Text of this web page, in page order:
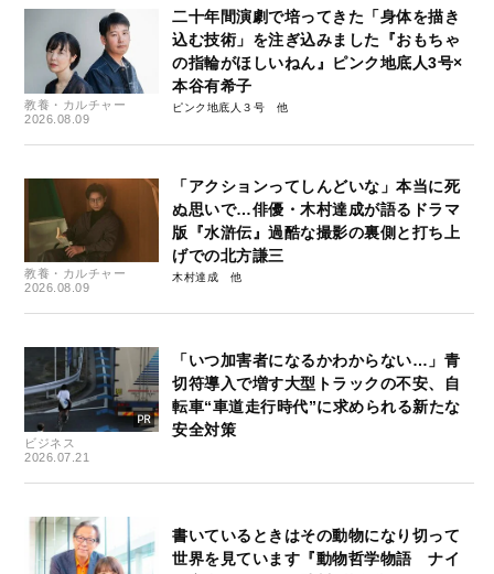
教養・カルチャー
2026.08.09
二十年間演劇で培ってきた「身体を描き
込む技術」を注ぎ込みました『おもちゃ
の指輪がほしいねん』ピンク地底人3号×
本谷有希子
ピンク地底人３号
教養・カルチャー
2026.08.09
「アクションってしんどいな」本当に死
ぬ思いで…俳優・木村達成が語るドラマ
版『水滸伝』過酷な撮影の裏側と打ち上
げでの北方謙三
木村達成
ビジネス
2026.07.21
「いつ加害者になるかわからない…」青
切符導入で増す大型トラックの不安、自
転車“車道走行時代”に求められる新たな
安全対策
書いているときはその動物になり切って
世界を見ています『動物哲学物語 ナイ